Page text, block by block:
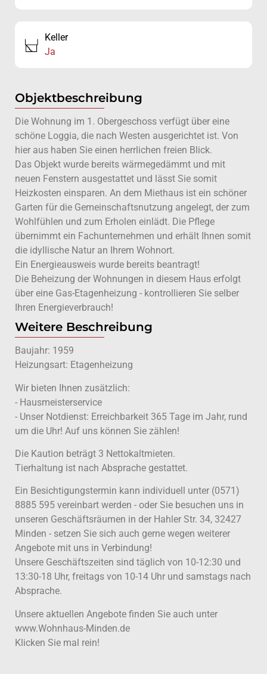
Keller
Ja
Objektbeschreibung
Die Wohnung im 1. Obergeschoss verfügt über eine
schöne Loggia, die nach Westen ausgerichtet ist. Von
hier aus haben Sie einen herrlichen freien Blick.
Das Objekt wurde bereits wärmegedämmt und mit
neuen Fenstern ausgestattet und lässt Sie somit
Heizkosten einsparen. An dem Miethaus ist ein schöner
Garten für die Gemeinschaftsnutzung angelegt, der zum
Wohlfühlen und zum Erholen einlädt. Die Pflege
übernimmt ein Fachunternehmen und erhält Ihnen somit
die idyllische Natur an Ihrem Wohnort.
Ein Energieausweis wurde bereits beantragt!
Die Beheizung der Wohnungen in diesem Haus erfolgt
über eine Gas-Etagenheizung - kontrollieren Sie selber
Ihren Energieverbrauch!
Weitere Beschreibung
Baujahr: 1959
Heizungsart: Etagenheizung
Wir bieten Ihnen zusätzlich:
- Hausmeisterservice
- Unser Notdienst: Erreichbarkeit 365 Tage im Jahr, rund
um die Uhr! Auf uns können Sie zählen!
Die Kaution beträgt 3 Nettokaltmieten.
Tierhaltung ist nach Absprache gestattet.
Ein Besichtigungstermin kann individuell unter (0571)
8885 595 vereinbart werden - oder Sie besuchen uns in
unseren Geschäftsräumen in der Hahler Str. 34, 32427
Minden - setzen Sie sich auch gerne wegen weiterer
Angebote mit uns in Verbindung!
Unsere Geschäftszeiten sind täglich von 10-12:30 und
13:30-18 Uhr, freitags von 10-14 Uhr und samstags nach
Absprache.
Unsere aktuellen Angebote finden Sie auch unter
www.Wohnhaus-Minden.de
Klicken Sie mal rein!